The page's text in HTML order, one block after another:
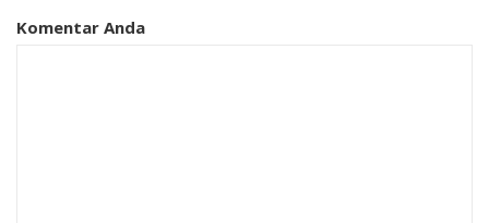
Komentar Anda